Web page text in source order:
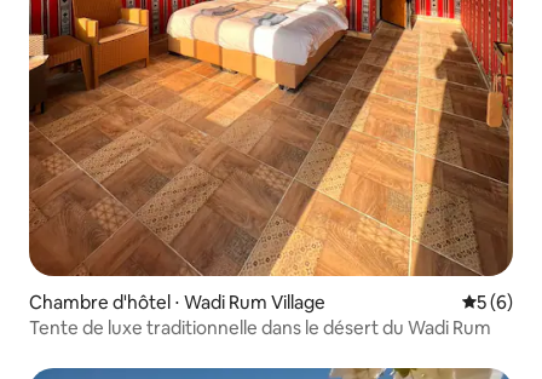
Chambre d'hôtel ⋅ Wadi Rum Village
5 (6)
Tente de luxe traditionnelle dans le désert du Wadi Rum